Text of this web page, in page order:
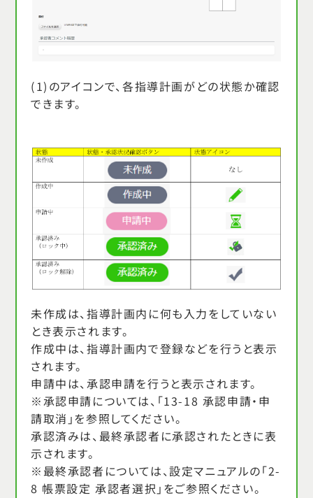
(1)のアイコンで、各指導計画がどの状態か確認
できます。
未作成は、指導計画内に何も入力をしていない
とき表示されます。
作成中は、指導計画内で登録などを行うと表示
されます。
申請中は、承認申請を行うと表示されます。
※承認申請については、 「13-18 承認申請・申
請取消」を参照してください。
承認済みは、最終承認者に承認されたときに表
示されます。
※最終承認者については、設定マニュアルの「2-
8 帳票設定 承認者選択」 をご参照ください。